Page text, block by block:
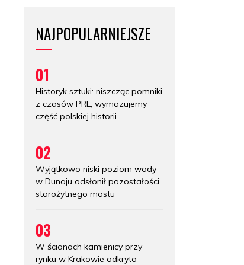
NAJPOPULARNIEJSZE
01
Historyk sztuki: niszcząc pomniki
z czasów PRL, wymazujemy
część polskiej historii
02
Wyjątkowo niski poziom wody
w Dunaju odsłonił pozostałości
starożytnego mostu
03
W ścianach kamienicy przy
rynku w Krakowie odkryto